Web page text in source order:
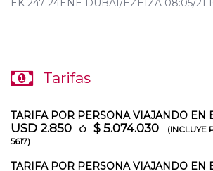
EK 247 24ENE DUBAI/EZEIZA 08:05/
Tarifas
TARIFA POR PERSONA VIAJANDO EN
USD 2.850 Ó $ 5.074.030
(INCLUYE
5617)
TARIFA POR PERSONA VIAJANDO EN